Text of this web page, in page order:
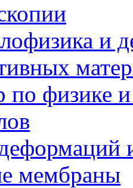
и
по физике
мембраны